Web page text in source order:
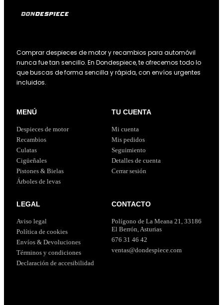
Comprar despieces de motor y recambios para automóvil
nunca fue tan sencillo. En Dondespiece, te ofrecemos todo lo
que buscas de forma sencilla y rápida, con envíos urgentes
incluidos.
MENÚ
Despieces de motor
Recambios
Culatas
Cigüeñales
Pistones & Bielas
Árboles de levas
TU CUENTA
Mi cuenta
Mis pedidos
Seguimiento
Detalles de cuenta
Cerrar sesión
LEGAL
Aviso legal
Política de cookies
Envíos & Devoluciones
Términos y condiciones
Declaración de accesibilidad
CONTACTO
Polígono de La Meana 21, 33186
El Berrón, Asturias
676 31 46 42
ventas@dondespiece.com